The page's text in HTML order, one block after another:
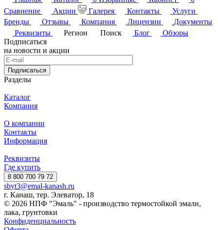
Сравнение
Акции Галерея Контакты
Услуги
Бренды
Отзывы Компания Лицензии
Документы
Реквизиты
Регион Поиск Блог
Обзоры
Подписаться
на новости и акции
Подписаться
Разделы
Каталог
Компания
О компании
Контакты
Информация
Реквизиты
Где купить
8 800 700 79 72
sbyt3@emal-kanash.ru
г. Канаш, тер. Элеватор, 18
© 2026 НПФ "Эмаль" - производство термостойкой эмали,
лака, грунтовки
Конфиденциальность